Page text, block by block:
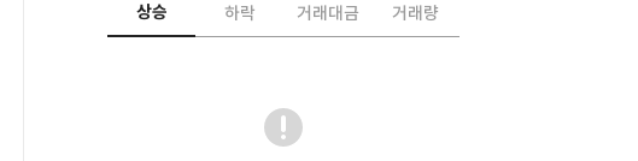
상승 하락 거래대금 거래량